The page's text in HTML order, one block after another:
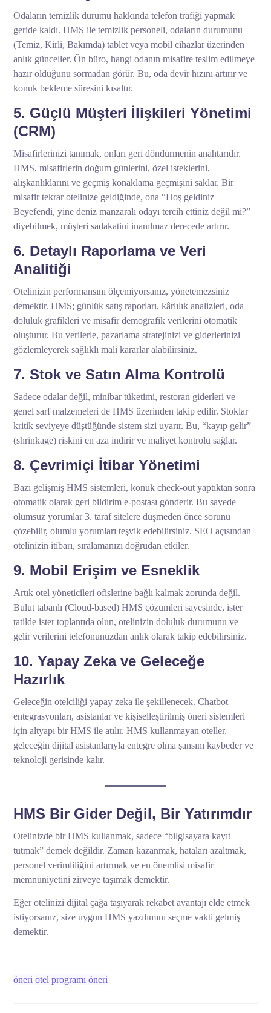
Odaların temizlik durumu hakkında telefon trafiği yapmak
geride kaldı. HMS ile temizlik personeli, odaların durumunu
(Temiz, Kirli, Bakımda) tablet veya mobil cihazlar üzerinden
anlık günceller. Ön büro, hangi odanın misafire teslim edilmeye
hazır olduğunu sormadan görür. Bu, oda devir hızını artırır ve
konuk bekleme süresini kısaltır.
5. Güçlü Müşteri İlişkileri Yönetimi
(CRM)
Misafirlerinizi tanımak, onları geri döndürmenin anahtarıdır.
HMS, misafirlerin doğum günlerini, özel isteklerini,
alışkanlıklarını ve geçmiş konaklama geçmişini saklar. Bir
misafir tekrar otelinize geldiğinde, ona “Hoş geldiniz
Beyefendi, yine deniz manzaralı odayı tercih ettiniz değil mi?”
diyebilmek, müşteri sadakatini inanılmaz derecede artırır.
6. Detaylı Raporlama ve Veri
Analitiği
Otelinizin performansını ölçemiyorsanız, yönetemezsiniz
demektir. HMS; günlük satış raporları, kârlılık analizleri, oda
doluluk grafikleri ve misafir demografik verilerini otomatik
oluşturur. Bu verilerle, pazarlama stratejinizi ve giderlerinizi
gözlemleyerek sağlıklı mali kararlar alabilirsiniz.
7. Stok ve Satın Alma Kontrolü
Sadece odalar değil, minibar tüketimi, restoran giderleri ve
genel sarf malzemeleri de HMS üzerinden takip edilir. Stoklar
kritik seviyeye düştüğünde sistem sizi uyarır. Bu, “kayıp gelir”
(shrinkage) riskini en aza indirir ve maliyet kontrolü sağlar.
8. Çevrimiçi İtibar Yönetimi
Bazı gelişmiş HMS sistemleri, konuk check-out yaptıktan sonra
otomatik olarak geri bildirim e-postası gönderir. Bu sayede
olumsuz yorumlar 3. taraf sitelere düşmeden önce sorunu
çözebilir, olumlu yorumları teşvik edebilirsiniz. SEO açısından
otelinizin itibarı, sıralamanızı doğrudan etkiler.
9. Mobil Erişim ve Esneklik
Artık otel yöneticileri ofislerine bağlı kalmak zorunda değil.
Bulut tabanlı (Cloud-based) HMS çözümleri sayesinde, ister
tatilde ister toplantıda olun, otelinizin doluluk durumunu ve
gelir verilerini telefonunuzdan anlık olarak takip edebilirsiniz.
10. Yapay Zeka ve Geleceğe
Hazırlık
Geleceğin otelciliği yapay zeka ile şekillenecek. Chatbot
entegrasyonları, asistanlar ve kişiselleştirilmiş öneri sistemleri
için altyapı bir HMS ile atılır. HMS kullanmayan oteller,
geleceğin dijital asistanlarıyla entegre olma şansını kaybeder ve
teknoloji gerisinde kalır.
HMS Bir Gider Değil, Bir Yatırımdır
Otelinizde bir HMS kullanmak, sadece “bilgisayara kayıt
tutmak” demek değildir. Zaman kazanmak, hataları azaltmak,
personel verimliliğini artırmak ve en önemlisi misafir
memnuniyetini zirveye taşımak demektir.
Eğer otelinizi dijital çağa taşıyarak rekabet avantajı elde etmek
istiyorsanız, size uygun HMS yazılımını seçme vakti gelmiş
demektir.
öneri otel programı öneri